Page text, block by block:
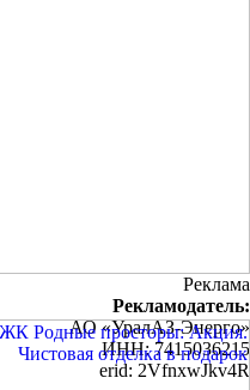
Реклама
Рекламодатель:
АО «УралАЗ-Энерго»
ИНН: 7415036215
erid: 2VfnxwJkv4R